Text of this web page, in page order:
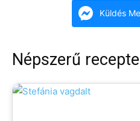
Küldés
Népszerű